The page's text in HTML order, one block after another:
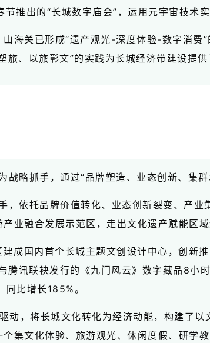
推出的“长城数字庙会”，运用元宇宙技术
海关已形成“遗产观光-深度体验-数字消费
旅、以旅彰文”的实践为长城经济带建设提供
战略抓手，通过“品牌塑造、业态创新、集
，依托品牌价值转化、业态创新裂变、产
业融合发展示范区，走出文化遗产赋能区域
成国内首个长城主题文创设计中心，创新
腾讯联袂发行的《九门风云》数字藏品8小
比增长185%。
动，将长城文化转化为经济动能，构建了
集文化体验、旅游观光、休闲度假、研学